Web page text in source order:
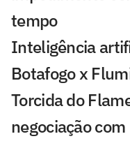
tempo
Inteligência
Botafogo x
Torcida do
negociação